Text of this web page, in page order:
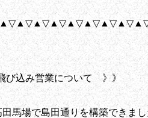
み営業について 》》
馬場で島田通りを構築できまし